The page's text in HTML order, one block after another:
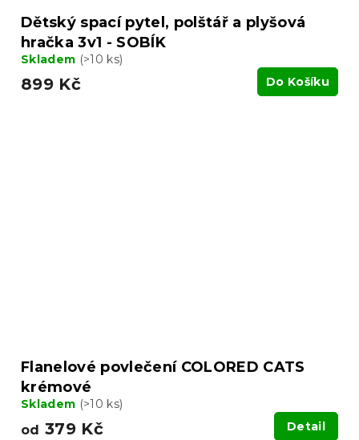
Dětský spací pytel, polštář a plyšová
hračka 3v1 - SOBÍK
Skladem (>10 ks)
899 Kč Do Košíku
Flanelové povlečení COLORED CATS
krémové
Skladem (>10 ks)
od 379 Kč Detail